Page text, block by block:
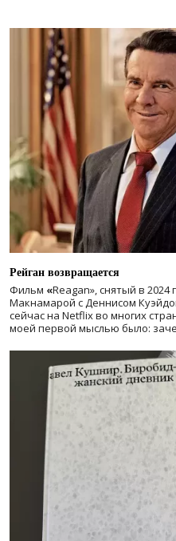
Рейган возвращается
Фильм «Reagan», снятый в 2024
Макнамарой с Деннисом
сейчас на Netflix во многих
моей первой мыслью было: